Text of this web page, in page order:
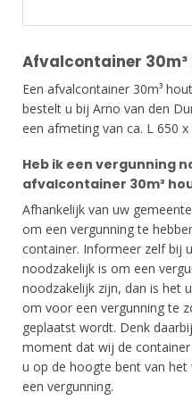
Afvalcontainer
Een afvalcontainer 30m³
bestelt u bij Arno van den
een afmeting van ca. L 650 x
Heb ik een vergunning
afvalcontainer 30m³
Afhankelijk van uw
om een vergunning te
container. Informeer zelf bij
noodzakelijk is om een
noodzakelijk zijn, dan is het
om voor een vergunning te
geplaatst wordt. Denk
moment dat wij de
u op de hoogte bent van
een vergunning.